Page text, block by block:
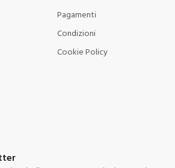
Pagamenti
Condizioni
Cookie Policy